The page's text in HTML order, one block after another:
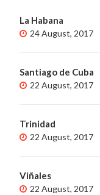
La Habana
24 August, 2017
Santiago de Cuba
22 August, 2017
Trinidad
22 August, 2017
Viñales
22 August, 2017